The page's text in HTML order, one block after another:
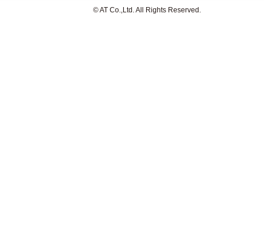
© AT Co.,Ltd. All Rights Reserved.